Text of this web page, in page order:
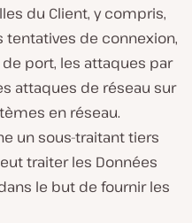
du Client, y compris,
tentatives de connexion,
port, les attaques par
attaques de réseau sur
en réseau.
un sous-traitant tiers
traiter les Données
le but de fournir les